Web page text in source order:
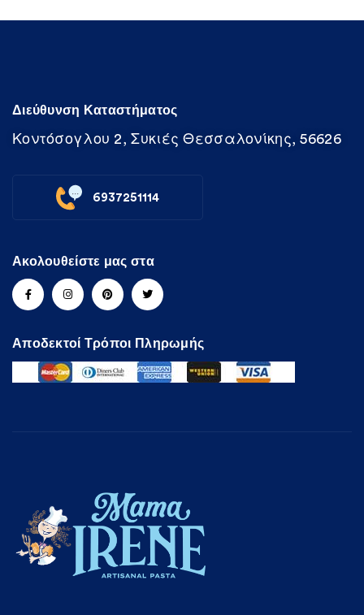
Διεύθυνση Καταστήματος
Κοντόσογλου 2, Συκιές Θεσσαλονίκης, 56626
6937251114
Ακολουθείστε μας στα
Αποδεκτοί Τρόποι Πληρωμής